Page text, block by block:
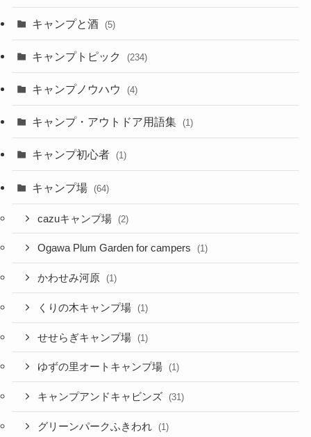
キャンプと酒 (5)
キャンプトピック (234)
キャンプノウハウ (4)
キャンプ・アウトドア用語集 (1)
キャンプ初心者 (1)
キャンプ場 (64)
cazuキャンプ場 (2)
Ogawa Plum Garden for campers (1)
かわせみ河原 (1)
くりの木キャンプ場 (1)
せせらぎキャンプ場 (1)
ゆずの里オートキャンプ場 (1)
キャンプアンドキャビンズ (31)
グリーンパークふきわれ (1)